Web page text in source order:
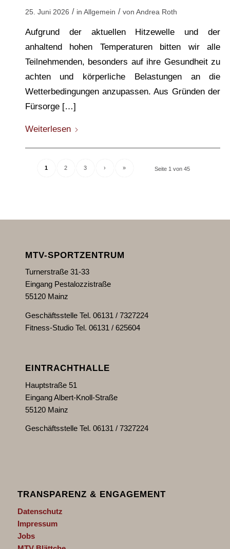
25. Juni 2026 / in Allgemein / von Andrea Roth
Aufgrund der aktuellen Hitzewelle und der
anhaltend hohen Temperaturen bitten wir alle
Teilnehmenden, besonders auf ihre Gesundheit zu
achten und körperliche Belastungen an die
Wetterbedingungen anzupassen. Aus Gründen der
Fürsorge […]
Weiterlesen
Seite 1 von 45
1 2 3 › »
MTV-SPORTZENTRUM
Turnerstraße 31-33
Eingang Pestalozzistraße
55120 Mainz
Geschäftsstelle Tel. 06131 / 7327224
Fitness-Studio Tel. 06131 / 625604
EINTRACHTHALLE
Hauptstraße 51
Eingang Albert-Knoll-Straße
55120 Mainz
Geschäftsstelle Tel. 06131 / 7327224
TRANSPARENZ & ENGAGEMENT
Datenschutz
Impressum
Jobs